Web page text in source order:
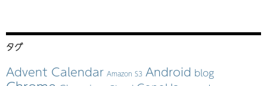
タグ
Advent Calendar Amazon S3 Android blog